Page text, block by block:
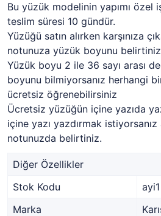
Bu yüzük modelinin yapımı
teslim süresi 10 gündür.
Yüzüğü satın alırken karşınıza
notunuza yüzük boyunu belirtiniz
Yüzük boyu 2 ile 36 sayı arası
boyunu bilmiyorsanız herhangi
ücretsiz öğrenebilirsiniz
Ücretsiz yüzüğün içine yazıda
içine yazı yazdırmak
notunuzda belirtiniz.
Diğer Özellikler
Stok Kodu
ayi1
Marka